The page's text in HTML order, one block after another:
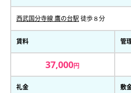
西武国分寺線 鷹の台駅 徒歩８分
賃料
37,000円
管
礼金 敷